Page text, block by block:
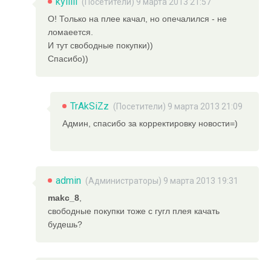
(Посетители) 9 марта 2013 21:57
О! Только на плее качал, но опечалился - не
ломаеется.
И тут свободные покупки))
Спасибо))
TrAkSiZz (Посетители) 9 марта 2013 21:09
Админ, спасибо за корректировку новости=)
admin (Администраторы) 9 марта 2013 19:31
makc_8,
свободные покупки тоже с гугл плея качать
будешь?